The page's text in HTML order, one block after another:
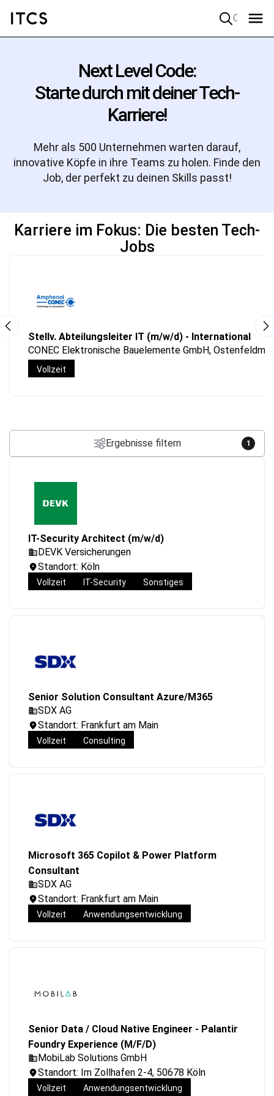
Next Level Code:
Starte durch mit deiner Tech-
Karriere!
Mehr als 500 Unternehmen warten darauf,
innovative Köpfe in ihre Teams zu holen. Finde den
Job, der perfekt zu deinen Skills passt!
Karriere im Fokus: Die besten Tech-
Jobs
Stellv. Abteilungsleiter IT (m/w/d) - International
CONEC Elektronische Bauelemente GmbH,
Vollzeit
Ergebnisse filtern 1
IT-Security Architect (m/w/d)
DEVK Versicherungen
Standort: Köln
Vollzeit IT-Security Sonstiges
Senior Solution Consultant Azure/M365
SDX AG
Standort: Frankfurt am Main
Vollzeit Consulting
Microsoft 365 Copilot & Power Platform
Consultant
SDX AG
Standort: Frankfurt am Main
Vollzeit Anwendungsentwicklung
Senior Data / Cloud Native Engineer - Palantir
Foundry Experience (M/F/D)
MobiLab Solutions GmbH
Standort: Im Zollhafen 2-4, 50678 Köln
Vollzeit Anwendungsentwicklung